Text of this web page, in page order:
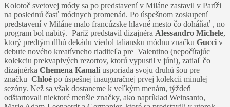
Kolotoč svetovej módy sa po predstavení v Miláne zastavil v Paríži
na poslednú časť módnych promenád. Po úspešnom zoskupení
predstavení v Miláne malo francúzske hlavné mesto čo doháňať , no
program bol nabitý. Paríž predstavil dizajnéra Alessandro Michele,
ktorý predtým dlhú dekádu viedol taliansku módnu značku Gucci v
debute nového kreatívneho riaditeľa pre Valentino (nepočítajúc
kolekciu prekvapivých rezortov, ktorú vypustil v júni), zatiaľ čo
dizajnérka Chemena Kamali usporiada svoju druhú šou pre
značku Chloé po úspešnej inauguračnej prvej kolekcii minulej
sezóny. Než sa však dostaneme k veľkým menám, týždeň
odštartovali niektoré menšie značky, ako napríklad Weinsanto,